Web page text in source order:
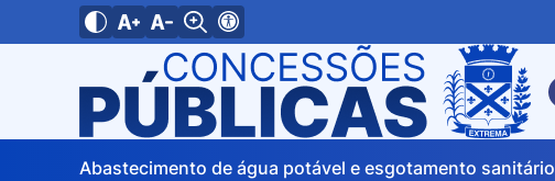
Abastecimento de água potável e esgotamento sanitário